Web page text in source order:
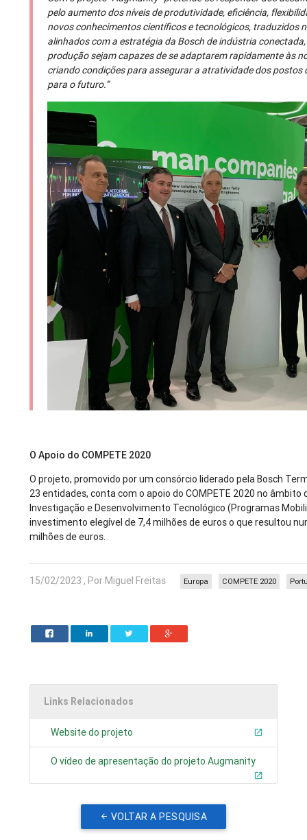
pelo aumento dos níveis de produtividade, eficiência,
novos conhecimentos científicos e tecnológicos, traduzidos
alinhados com a estratégia da Bosch de indústria
produção sejam capazes de se adaptarem rapidamente às
criando condições para assegurar a atratividade dos
para o futuro.”
O Apoio do COMPETE 2020
O projeto, promovido por um consórcio liderado pela Bosch
23 entidades, conta com o apoio do COMPETE 2020 no
Investigação e Desenvolvimento Tecnológico (Programas
investimento elegível de 7,4 milhões de euros o que resultou
milhões de euros.
15/02/2023 , Por Miguel Freitas COMPETE 2020
Europa
Links Relacionados
Website do projeto
O vídeo de apresentação do projeto Augmanity
VOLTAR A PESQUISA